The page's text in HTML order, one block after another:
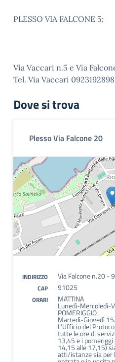
PLESSO VIA FALCONE 5;
Via Vaccari n.5 e Via
Tel. Via Vaccari
Dove si trova
Plesso Via Falcone 20
INDIRIZZO Via Falcone n.20 -
CAP 91025
ORARI MATTINA
Lunedì-Mercoledì-
POMERIGGIO
Martedì-Giovedì
L’Ufficio del
tutte le ore di
13,45 e i
14,15 alle 17,15)
atti/istanze sia per